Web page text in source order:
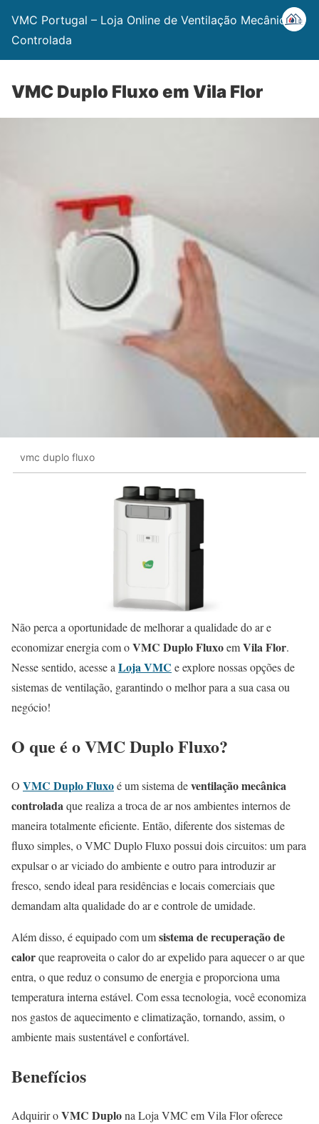
VMC Portugal – Loja Online de Ventilação Mecânica
Controlada
VMC Duplo Fluxo em Vila Flor
vmc duplo fluxo
Não perca a oportunidade de melhorar a qualidade do ar e
economizar energia com oVMC Duplo FluxoemVila Flor.
Nesse sentido, acesse a Loja VMC e explore nossas opções de
sistemas de ventilação, garantindo o melhor para a sua casa ou
negócio!
O que é o VMC Duplo Fluxo?
O VMC Duplo Fluxoé um sistema deventilação mecânica
controladaque realiza a troca de ar nos ambientes internos de
maneira totalmente eficiente. Então, diferente dos sistemas de
fluxo simples, o VMC Duplo Fluxo possui dois circuitos: um para
expulsar o ar viciado do ambiente e outro para introduzir ar
fresco, sendo ideal para residências e locais comerciais que
demandam alta qualidade do ar e controle de umidade.
Além disso, é equipado com umsistema de recuperação de
calorque reaproveita o calor do ar expelido para aquecer o ar que
entra, o que reduz o consumo de energia e proporciona uma
temperatura interna estável. Com essa tecnologia, você economiza
nos gastos de aquecimento e climatização, tornando, assim, o
ambiente mais sustentável e confortável.
Benefícios
Adquirir oVMC Duplona Loja VMC em Vila Flor oferece